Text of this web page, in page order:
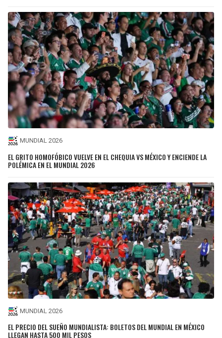
MUNDIAL 2026
EL GRITO HOMOFÓBICO VUELVE EN EL CHEQUIA VS MÉXICO Y ENCIENDE LA
POLÉMICA EN EL MUNDIAL 2026
MUNDIAL 2026
EL PRECIO DEL SUEÑO MUNDIALISTA: BOLETOS DEL MUNDIAL EN MÉXICO
LLEGAN HASTA 500 MIL PESOS